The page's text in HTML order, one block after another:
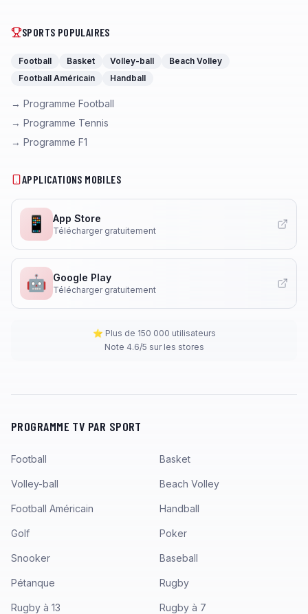
SPORTS POPULAIRES
Football Basket Volley-ball
Beach Volley
Football Américain
Handball
→ Programme Football
→ Programme Tennis
→ Programme F1
APPLICATIONS MOBILES
📱 App Store
Télécharger gratuitement
🤖 Google Play
Télécharger gratuitement
⭐ Plus de 150 000 utilisateurs
Note 4.6/5 sur les stores
PROGRAMME TV PAR SPORT
Football Basket
Volley-ball Beach Volley
Football Américain Handball
Golf Poker
Snooker Baseball
Pétanque Rugby
Rugby à 13 Rugby à 7